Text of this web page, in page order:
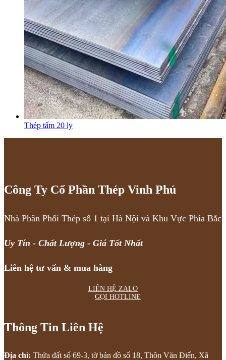
Thép tấm 20 ly
Công Ty Cổ Phần Thép Vinh Phú
Nhà Phân Phối Thép số 1 tại Hà Nội và Khu Vực Phía Bắc
Uy Tín - Chất Lượng - Giá Tốt Nhất
Liên hệ tư vấn & mua hàng
LIÊN HỆ ZALO
GỌI HOTLINE
Thông Tin Liên Hệ
Địa chỉ: Thửa đất số 69-3, tờ bản đồ số 18, Thôn Văn Điển, Xã